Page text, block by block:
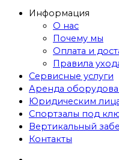
Информация
О нас
Почему мы
Оплата и
Правила
Сервисные услуги
Аренда
Юридическим
Спортзалы под
Вертикальный
Контакты